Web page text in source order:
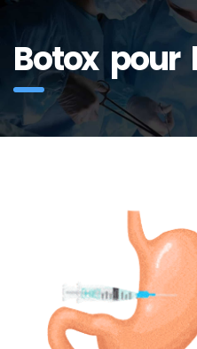
Botox pour